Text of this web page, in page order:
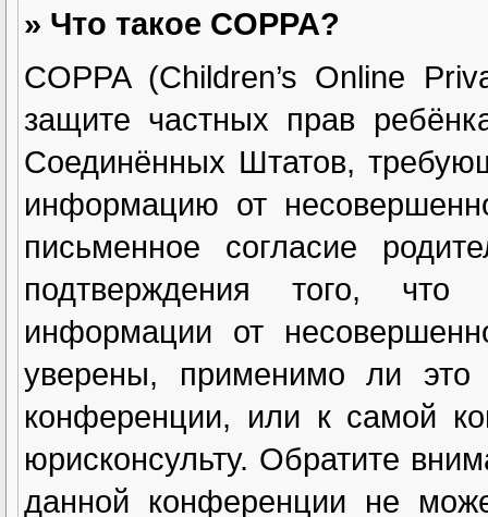
» Что такое COPPA?
COPPA (Children’s Online
защите частных прав
Соединённых Штатов,
информацию от
письменное согласие
подтверждения того,
информации от
уверены, применимо ли
конференции, или к самой
юрисконсульту. Обратите
данной конференции не